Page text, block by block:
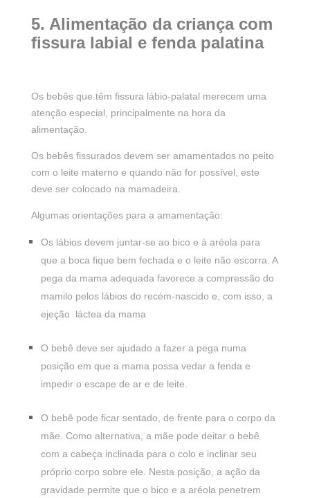
5. Alimentação da criança com
fissura labial e fenda palatina
Os bebês que têm fissura lábio-palatal merecem uma
atenção especial, principalmente na hora da
alimentação.
Os bebês fissurados devem ser amamentados no peito
com o leite materno e quando não for possível, este
deve ser colocado na mamadeira.
Algumas orientações para a amamentação:
Os lábios devem juntar-se ao bico e à aréola para
que a boca fique bem fechada e o leite não escorra. A
pega da mama adequada favorece a compressão do
mamilo pelos lábios do recém-nascido e, com isso, a
ejeção láctea da mama
O bebê deve ser ajudado a fazer a pega numa
posição em que a mama possa vedar a fenda e
impedir o escape de ar e de leite.
O bebê pode ficar sentado, de frente para o corpo da
mãe. Como alternativa, a mãe pode deitar o bebê
com a cabeça inclinada para o colo e inclinar seu
próprio corpo sobre ele. Nesta posição, a ação da
gravidade permite que o bico e a aréola penetrem